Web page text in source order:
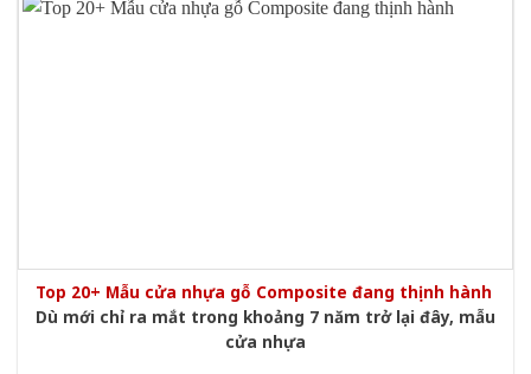
Top 20+ Mẫu cửa nhựa gỗ Composite đang thịnh hành
Dù mới chỉ ra mắt trong khoảng 7 năm trở lại đây, mẫu
cửa nhựa